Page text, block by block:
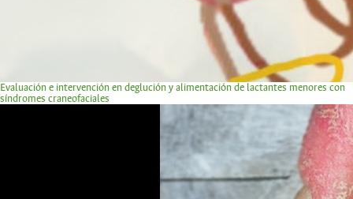
Evaluación e intervención en deglución y alimentación de lactantes menores con
síndromes craneofaciales